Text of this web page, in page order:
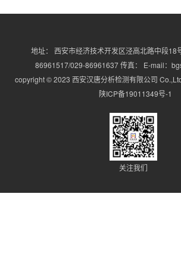
地址： 西安市经济技术开发区泾高北路中段18
86961517/029-86961637 传真： E-mail：
copyright © 2023 西安汉唐分析检测有限公司
陕ICP备19011349号-1
关注我们